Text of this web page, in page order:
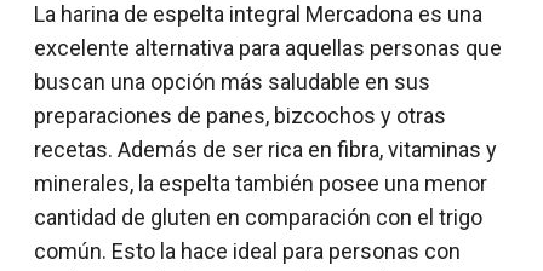
La harina de espelta integral Mercadona es una
excelente alternativa para aquellas personas que
buscan una opción más saludable en sus
preparaciones de panes, bizcochos y otras
recetas. Además de ser rica en fibra, vitaminas y
minerales, la espelta también posee una menor
cantidad de gluten en comparación con el trigo
común. Esto la hace ideal para personas con